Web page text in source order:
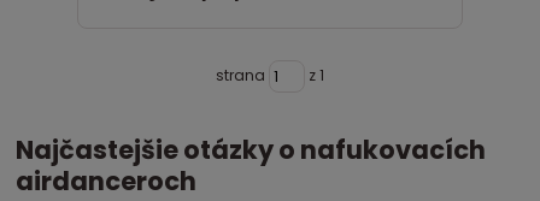
strana z 1
Najčastejšie otázky o nafukovacích
airdanceroch